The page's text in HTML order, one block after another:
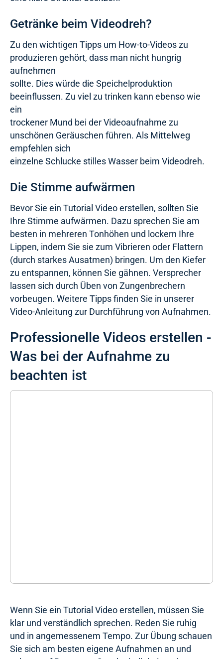
Getränke beim Videodreh?
Zu den wichtigen Tipps um How-to-Videos zu
produzieren gehört, dass man nicht hungrig
aufnehmen
sollte. Dies würde die Speichelproduktion
beeinflussen. Zu viel zu trinken kann ebenso wie
ein
trockener Mund bei der Videoaufnahme zu
unschönen Geräuschen führen. Als Mittelweg
empfehlen sich
einzelne Schlucke stilles Wasser beim Videodreh.
Die Stimme aufwärmen
Bevor Sie ein Tutorial Video erstellen, sollten Sie
Ihre Stimme aufwärmen. Dazu sprechen Sie am
besten in mehreren Tonhöhen und lockern Ihre
Lippen, indem Sie sie zum Vibrieren oder Flattern
(durch starkes Ausatmen) bringen. Um den Kiefer
zu entspannen, können Sie gähnen. Versprecher
lassen sich durch Üben von Zungenbrechern
vorbeugen. Weitere Tipps finden Sie in unserer
Video-Anleitung zur Durchführung von Aufnahmen.
Professionelle Videos erstellen -
Was bei der Aufnahme zu
beachten ist
Wenn Sie ein Tutorial Video erstellen, müssen Sie
klar und verständlich sprechen. Reden Sie ruhig
und in angemessenem Tempo. Zur Übung schauen
Sie sich am besten eigene Aufnahmen an und